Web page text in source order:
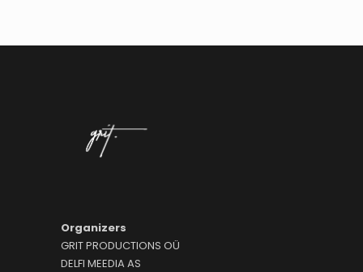
Organizers
GRIT PRODUCTIONS OÜ
DELFI MEEDIA AS